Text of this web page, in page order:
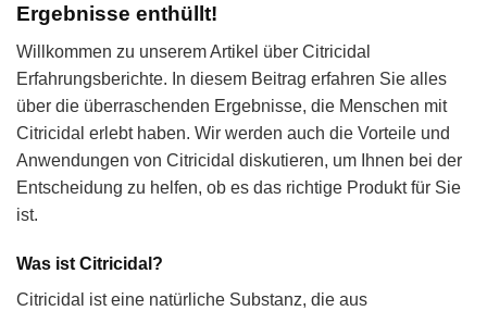
Ergebnisse enthüllt!
Willkommen zu unserem Artikel über Citricidal
Erfahrungsberichte. In diesem Beitrag erfahren Sie alles
über die überraschenden Ergebnisse, die Menschen mit
Citricidal erlebt haben. Wir werden auch die Vorteile und
Anwendungen von Citricidal diskutieren, um Ihnen bei der
Entscheidung zu helfen, ob es das richtige Produkt für Sie
ist.
Was ist Citricidal?
Citricidal ist eine natürliche Substanz, die aus